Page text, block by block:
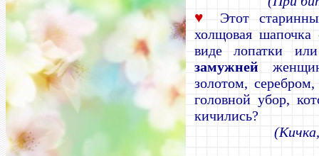
♥
Этот
холщовая шапочка
виде лопатки
замужней
золотом,
головной убор,
кичились?